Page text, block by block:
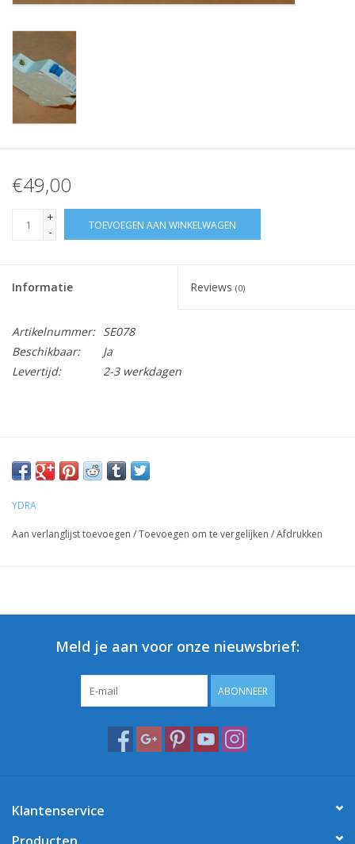
€49,00
+
-
TOEVOEGEN AAN WINKELWAGEN
Informatie Reviews (0)
Artikelnummer: SE078
Beschikbaar:
Ja
Levertijd:
2-3 werkdagen
YDRA
Aan verlanglijst toevoegen /Toevoegen om te vergelijken /Afdrukken
Meld je aan voor onze nieuwsbrief:
ABONNEER
Klantenservice